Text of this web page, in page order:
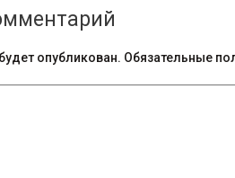
опубликован. Обязательные